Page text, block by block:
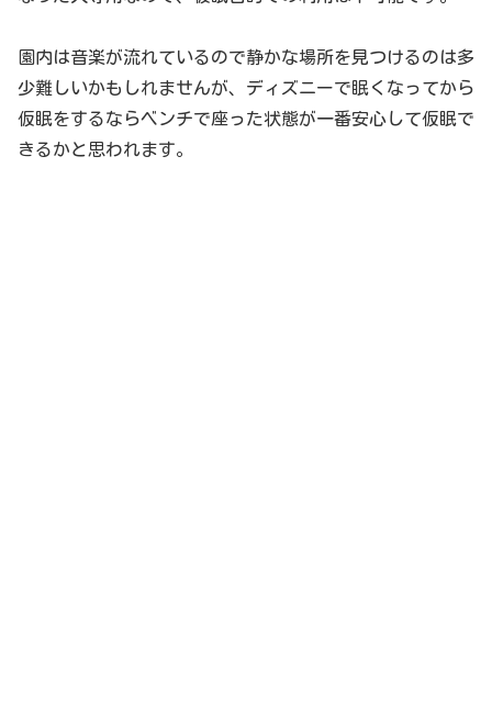
園内は音楽が流れているので静かな場所を見つけるのは多
少難しいかもしれませんが、ディズニーで眠くなってから
仮眠をするならベンチで座った状態が一番安心して仮眠で
きるかと思われます。